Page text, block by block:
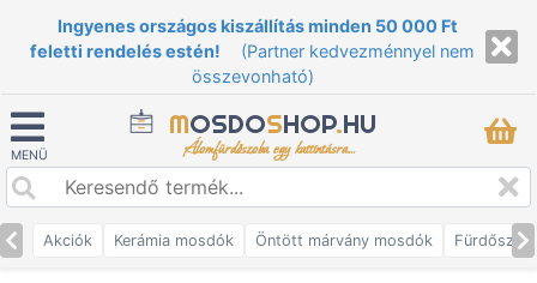
Ingyenes országos kiszállítás minden 50 000 Ft
feletti rendelés estén!
(Partner kedvezménnyel nem
összevonható)
MENÜ
MOSDOSHOP.HU
Álomfürdőszoba egy kattintásra...
Akciók Kerámia mosdók Öntött márvány mosdók